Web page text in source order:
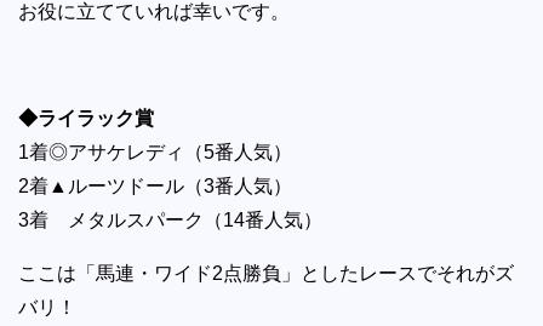
お役に立てていれば幸いです。
◆ライラック賞
1着◎アサケレディ（5番人気）
2着▲ルーツドール（3番人気）
3着 メタルスパーク（14番人気）
ここは「馬連・ワイド2点勝負」としたレースでそれがズ
バリ！